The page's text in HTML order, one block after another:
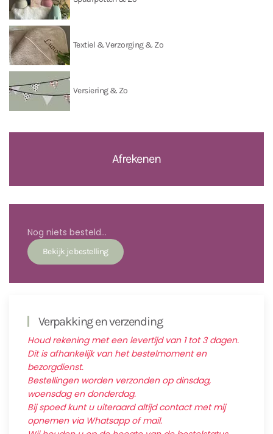
Textiel & Verzorging & Zo
Versiering & Zo
Afrekenen
Nog niets besteld...
Verpakking en verzending
Houd rekening met een levertijd van 1 tot 3 dagen.
Dit is afhankelijk van het bestelmoment en
bezorgdienst.
Bestellingen worden verzonden op dinsdag,
woensdag en donderdag.
Bij spoed kunt u uiteraard altijd contact met mij
opnemen via Whatsapp of mail.